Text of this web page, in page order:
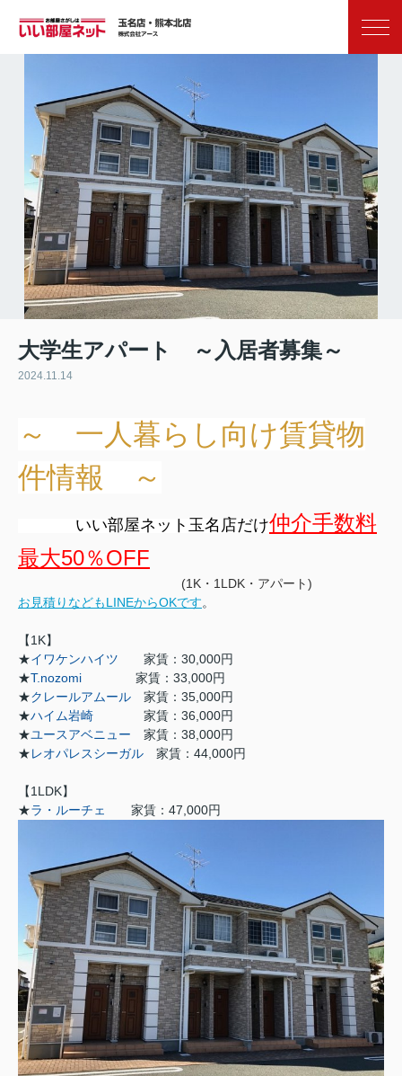
大学生アパート ～入居者募集～
2024.11.14
～ 一人暮らし向け賃貸物
件情報 ～
いい部屋ネット玉名店だけ仲介手数料
最大50％OFF
(1K・1LDK・アパート)
お見積りなどもLINEからOKです。
【1K】
★イワケンハイツ 家賃：30,000円
★T.nozomi 家賃：33,000円
★クレールアムール 家賃：35,000円
★ハイム岩崎 家賃：36,000円
★ユースアベニュー 家賃：38,000円
★レオパレスシーガル 家賃：44,000円
【1LDK】
★ラ・ルーチェ 家賃：47,000円